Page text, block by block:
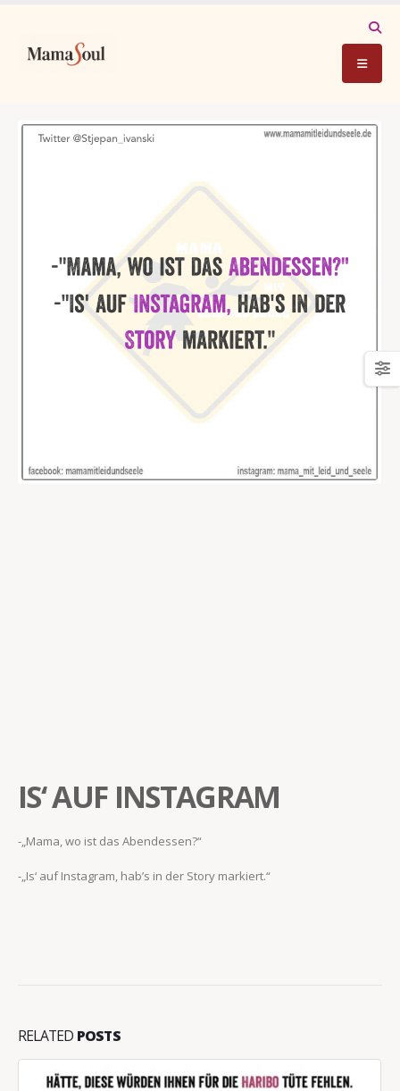
IS‘ AUF INSTAGRAM
-„Mama, wo ist das Abendessen?“
-„Is‘ auf Instagram, hab’s in der Story markiert.“
RELATED POSTS